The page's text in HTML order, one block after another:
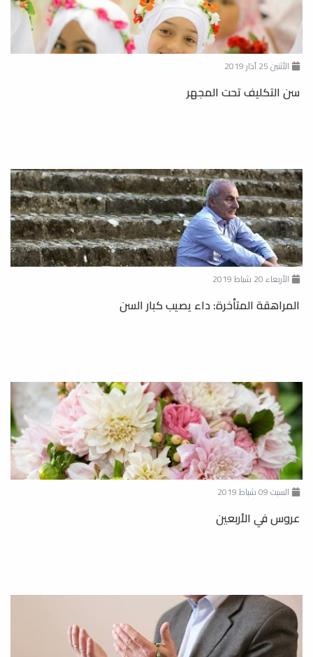
الأثنين 25 آذار 2019
سن التكليف تحت المجهر
الأربعاء 20 شباط 2019
المراهقة المتأخرة: داء يصيب كبار السن
السبت 09 شباط 2019
عروس في الأربعين